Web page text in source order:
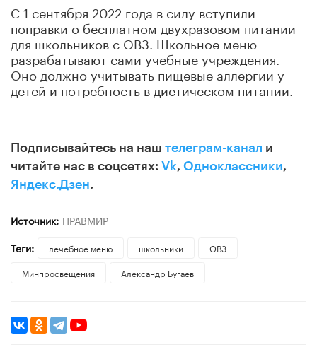
С 1 сентября 2022 года в силу вступили
поправки о бесплатном двухразовом питании
для школьников с ОВЗ. Школьное меню
разрабатывают сами учебные учреждения.
Оно должно учитывать пищевые аллергии у
детей и потребность в диетическом питании.
Подписывайтесь на наш телеграм-канал и
читайте нас в соцсетях: Vk, Одноклассники,
Яндекс.Дзен.
Источник: ПРАВМИР
Теги:
лечебное меню школьники
ОВЗ
Минпросвещения
Александр Бугаев